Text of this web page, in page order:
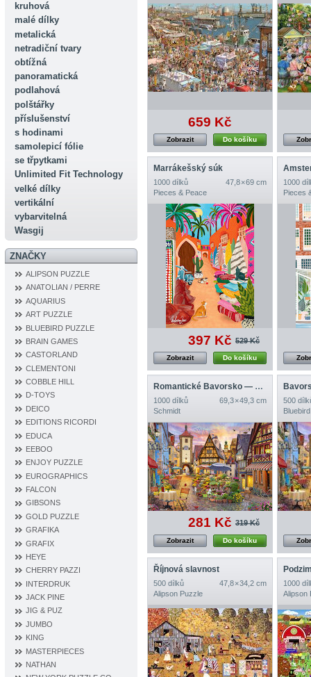
kruhová
malé dílky
metalická
netradiční tvary
obtížná
panoramatická
podlahová
polštářky
příslušenství
s hodinami
samolepicí fólie
se třpytkami
Unlimited Fit Technology
velké dílky
vertikální
vybarvitelná
Wasgij
ZNAČKY
ALIPSON PUZZLE
ANATOLIAN / PERRE
AQUARIUS
ART PUZZLE
BLUEBIRD PUZZLE
BRAIN GAMES
CASTORLAND
CLEMENTONI
COBBLE HILL
D‐TOYS
DEICO
EDITIONS RICORDI
EDUCA
EEBOO
ENJOY PUZZLE
EUROGRAPHICS
FALCON
GIBSONS
GOLD PUZZLE
GRAFIKA
GRAFIX
HEYE
CHERRY PAZZI
INTERDRUK
JACK PINE
JIG & PUZ
JUMBO
KING
MASTERPIECES
NATHAN
659 Kč
Do košíku
Zobrazit
Marrákešský súk
1000 dílků
47,8 × 69 cm
Pieces & Peace
397 Kč 529 Kč
Do košíku
Zobrazit
1000
Pieces
Romantické Bavorsko — Rothenburg ob der Tauber
1000 dílků
69,3 × 49,3 cm
Schmidt
281 Kč 319 Kč
Do košíku
Zobrazit
500
Říjnová slavnost
500 dílků
47,8 × 34,2 cm
Alipson Puzzle
1000
Alipson